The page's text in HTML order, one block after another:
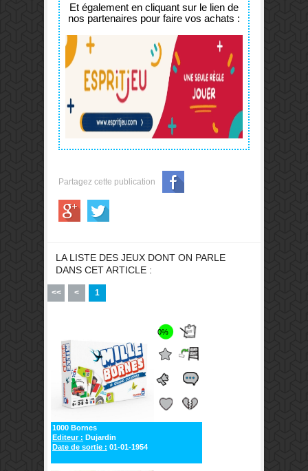
Et également en cliquant sur le lien de
nos partenaires pour faire vos achats :
Partagez cette publication
LA LISTE DES JEUX DONT ON PARLE
DANS CET ARTICLE :
<< < 1
0%
1000 Bornes
Editeur : Dujardin
Date de sortie : 01-01-1954